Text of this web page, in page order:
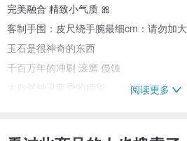
完美融合 精致小气质 🎀
客制手围：皮尺绕手腕最细cm：请勿加大
玉石是很神奇的东西
千百万年的冲刷 滚磨 侵蚀
大自然钟灵毓秀的精华
阅读更多